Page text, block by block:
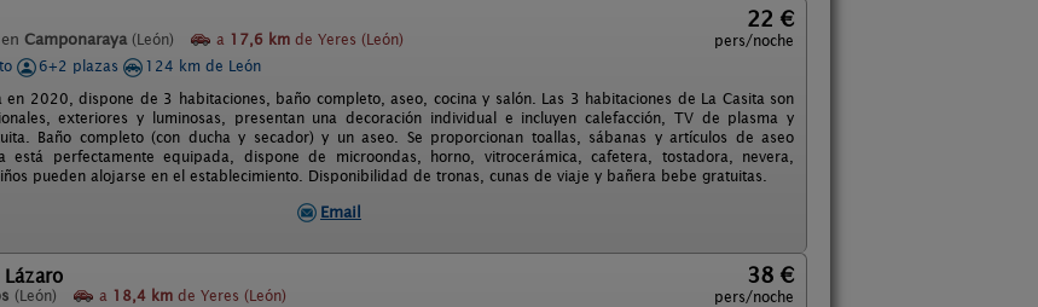
Camponaraya (León) a 17,6 km de Yeres (León)
22 €
pers/noche
6+2 plazas
124 km de León
en 2020, dispone de 3 habitaciones, baño completo, aseo, cocina y salón. Las 3 habitaciones de La Casita son
exteriores y luminosas, presentan una decoración individual e incluyen calefacción, TV de plasma y
Baño completo (con ducha y secador) y un aseo. Se proporcionan toallas, sábanas y artículos de aseo
está perfectamente equipada, dispone de microondas, horno, vitrocerámica, cafetera, tostadora, nevera,
pueden alojarse en el establecimiento. Disponibilidad de tronas, cunas de viaje y bañera bebe gratuitas.
Email
Lázaro
(León) a 18,4 km de Yeres (León)
38 €
pers/noche